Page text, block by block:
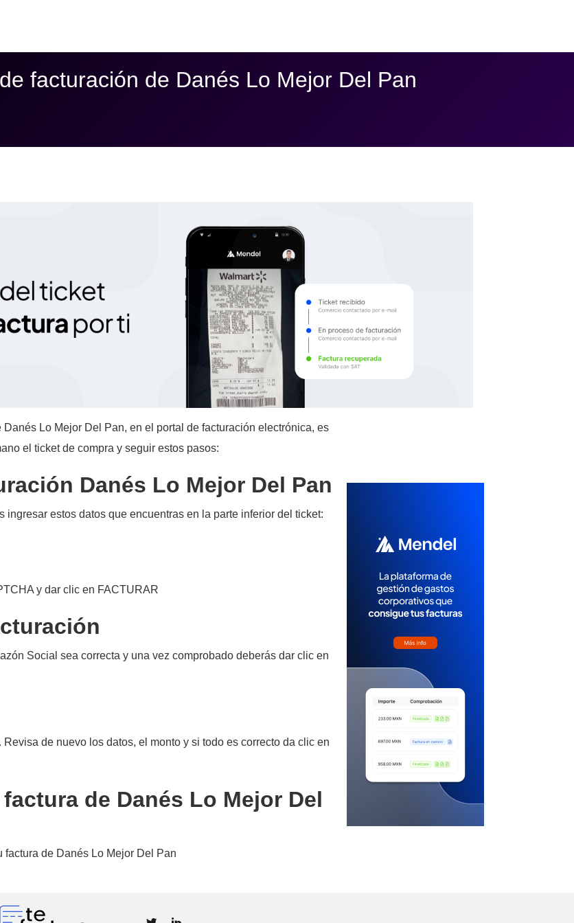
facturación de Danés Lo Mejor Del Pan
Lo Mejor Del Pan, en el portal de facturación electrónica, es
el ticket de compra y seguir estos pasos:​
Danés Lo Mejor Del Pan
ingresar estos datos que encuentras en la parte inferior del ticket:
y dar clic en FACTURAR
Social sea correcta y una vez comprobado deberás dar clic en
de nuevo los datos, el monto y si todo es correcto da clic en
de Danés Lo Mejor Del
factura de Danés Lo Mejor Del Pan